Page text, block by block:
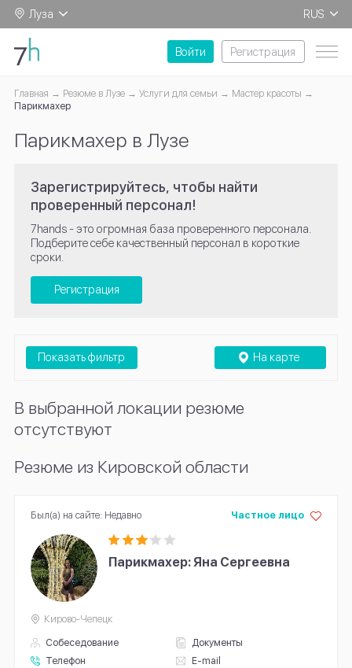
Луза
RUS
EN
Войти
Регистрация
Главная Резюме в Лузе Услуги для семьи
Мастер красоты
Парикмахер
Парикмахер в Лузе
Зарегистрируйтесь, чтобы найти
проверенный персонал!
7hands - это огромная база проверенного персонала.
Подберите себе качественный персонал в короткие
сроки.
Регистрация
На карте
Показать фильтр
В выбранной локации резюме
отсутствуют
Резюме из Кировской области
Парикмахер: Яна Сергеевна
Собеседование
Документы
Телефон
E-mail
Частное лицо
Кирово-Чепецк
Был(а) на сайте: Недавно